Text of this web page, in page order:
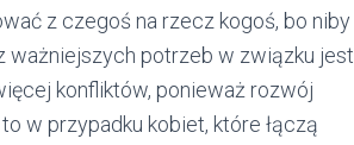
z czegoś na rzecz kogoś, bo niby
ważniejszych potrzeb w związku jest
konfliktów, ponieważ rozwój
w przypadku kobiet, które łączą